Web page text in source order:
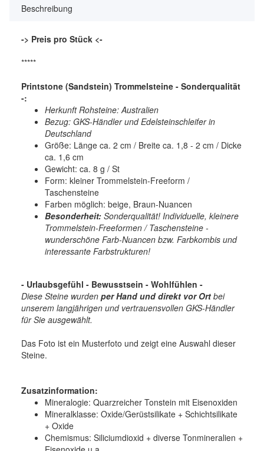
Beschreibung
-> Preis pro Stück <-
*****
Printstone (Sandstein) Trommelsteine - Sonderqualität
-:
Herkunft Rohsteine: Australien
Bezug: GKS-Händler und Edelsteinschleifer in
Deutschland
Größe: Länge ca. 2 cm / Breite ca. 1,8 - 2 cm / Dicke
ca. 1,6 cm
Gewicht: ca. 8 g / St
Form: kleiner Trommelstein-Freeform /
Taschensteine
Farben möglich: beige, Braun-Nuancen
Besonderheit: Sonderqualität! Individuelle, kleinere
Trommelstein-Freeformen / Taschensteine -
wunderschöne Farb-Nuancen bzw. Farbkombis und
interessante Farbstrukturen!
- Urlaubsgefühl - Bewusstsein - Wohlfühlen -
Diese Steine wurden per Hand und direkt vor Ort bei
unserem langjährigen und vertrauensvollen GKS-Händler
für Sie ausgewählt.
Das Foto ist ein Musterfoto und zeigt eine Auswahl dieser
Steine.
Zusatzinformation:
Mineralogie: Quarzreicher Tonstein mit Eisenoxiden
Mineralklasse: Oxide/Gerüstsilikate + Schichtsilikate
+ Oxide
Chemismus: Siliciumdioxid + diverse Tonmineralien +